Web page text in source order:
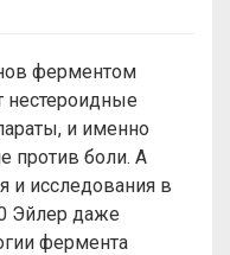
ферментом
нестероидные
и именно
против боли. А
исследования в
Эйлер даже
фермента